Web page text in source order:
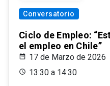
Conversatorio
Ciclo de Empleo:
el empleo en Chile”
17 de Marzo de 2026
13:30 a 14:30